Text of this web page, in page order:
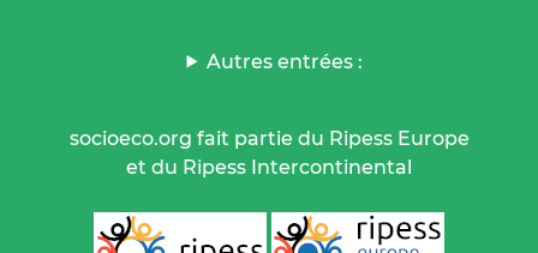
Autres entrées :
socioeco.org fait partie du Ripess Europe
et du Ripess Intercontinental